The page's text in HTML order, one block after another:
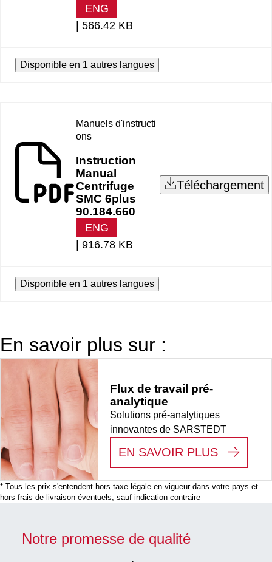
ENG
566.42 KB
Disponible en 1 autres langues
Manuels d'instructi
ons
Instruction
Manual
Centrifuge
SMC 6plus
90.184.660
ENG
916.78 KB
Téléchargement
Disponible en 1 autres langues
En savoir plus sur :
Flux de travail pré-
analytique
Solutions pré-analytiques
innovantes de SARSTEDT
EN SAVOIR PLUS: FLUX
* Tous les prix s'entendent hors taxe légale en vigueur dans votre pays et
hors frais de livraison éventuels, sauf indication contraire
Notre promesse de qualité